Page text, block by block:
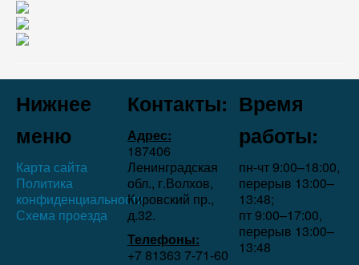
Нижнее
меню
Карта сайта
Политика
конфиденциальности
Схема проезда
Контакты:
Адрес:
187406
Ленинградская
обл., г.Волхов,
Кировский пр.,
д.32.
Телефоны:
+7 81363 7‑71-60
Время
работы:
пн-чт 9:00–18:00,
перерыв 13:00–
13:48;
пт 9:00–17:00,
перерыв 13:00–
13:48